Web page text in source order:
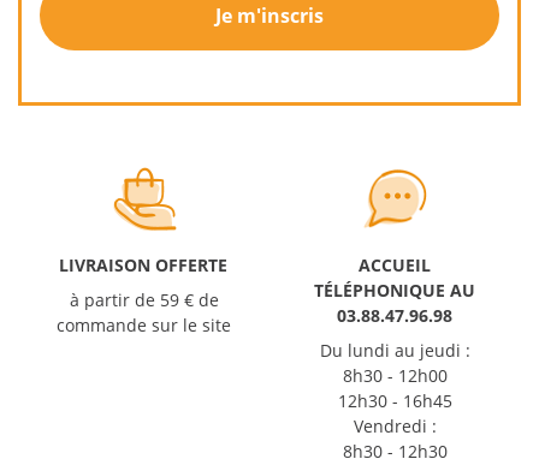
Je m'inscris
LIVRAISON OFFERTE
à partir de 59 € de
commande sur le site
ACCUEIL
TÉLÉPHONIQUE AU
03.88.47.96.98
Du lundi au jeudi :
8h30 - 12h00
12h30 - 16h45
Vendredi :
8h30 - 12h30